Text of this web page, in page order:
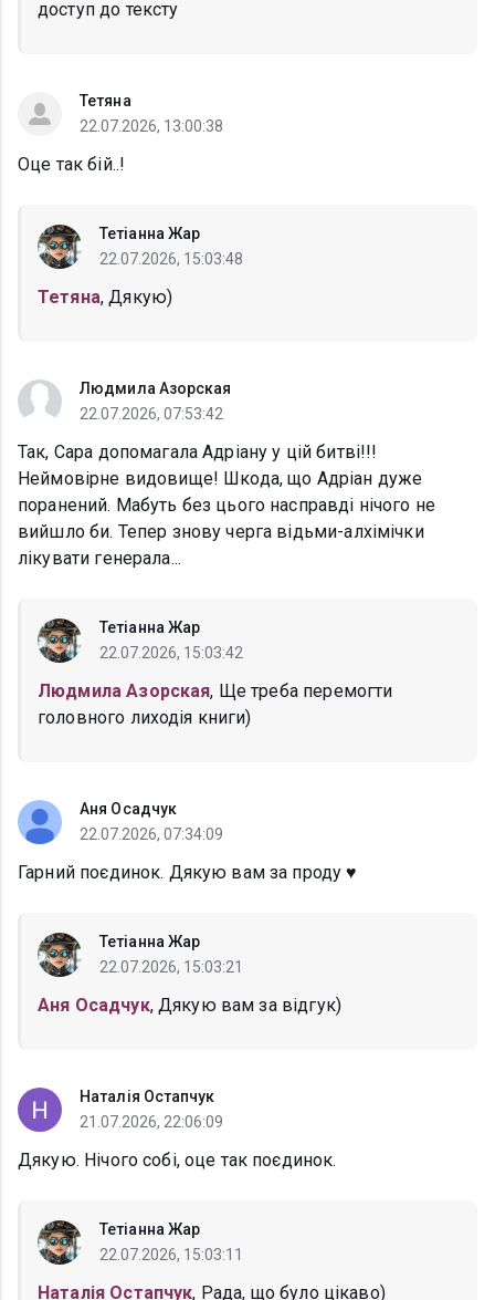
доступ до тексту
Тетяна
22.07.2026, 13:00:38
Оце так бій..!
Тетіанна Жар
22.07.2026, 15:03:48
Тетяна, Дякую)
Людмила Азорская
22.07.2026, 07:53:42
Так, Сара допомагала Адріану у цій битві!!!
Неймовірне видовище! Шкода, що Адріан дуже
поранений. Мабуть без цього насправді нічого не
вийшло би. Тепер знову черга відьми-алхімічки
лікувати генерала...
Тетіанна Жар
22.07.2026, 15:03:42
Людмила Азорская, Ще треба перемогти
головного лиходія книги)
Аня Осадчук
22.07.2026, 07:34:09
Гарний поєдинок. Дякую вам за проду ♥️
Тетіанна Жар
22.07.2026, 15:03:21
Аня Осадчук, Дякую вам за відгук)
Наталія Остапчук
21.07.2026, 22:06:09
Дякую. Нічого собі, оце так поєдинок.
Тетіанна Жар
22.07.2026, 15:03:11
Наталія Остапчук, Рада, що було цікаво)